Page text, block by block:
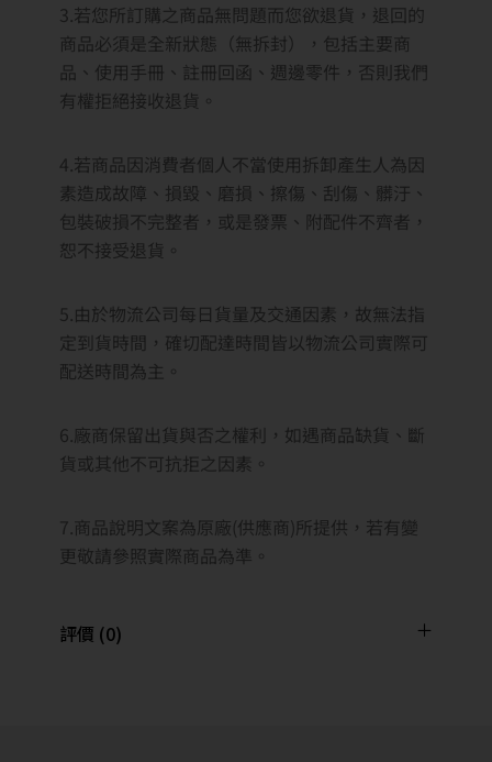
3.若您所訂購之商品無問題而您欲退貨，退回的
商品必須是全新狀態（無拆封），包括主要商
品、使用手冊、註冊回函、週邊零件，否則我們
有權拒絕接收退貨。
4.若商品因消費者個人不當使用拆卸產生人為因
素造成故障、損毀、磨損、擦傷、刮傷、髒汙、
包裝破損不完整者，或是發票、附配件不齊者，
恕不接受退貨。
5.由於物流公司每日貨量及交通因素，故無法指
定到貨時間，確切配達時間皆以物流公司實際可
配送時間為主。
6.廠商保留出貨與否之權利，如遇商品缺貨、斷
貨或其他不可抗拒之因素。
7.商品說明文案為原廠(供應商)所提供，若有變
更敬請參照實際商品為準。
評價 (0)